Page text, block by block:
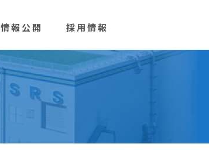
情報公開 採用情報